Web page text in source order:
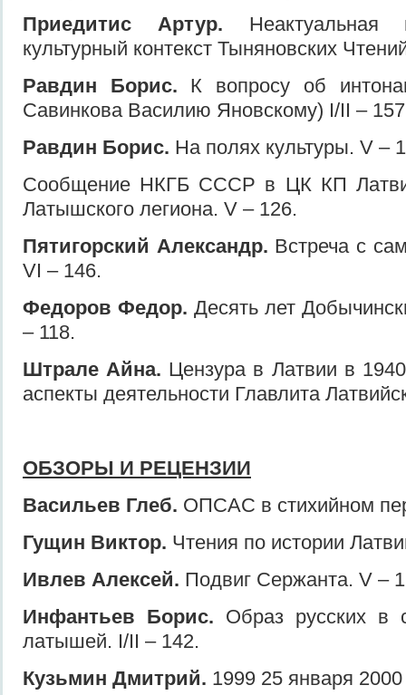
Приедитис Артур. Неактуальная
культурный контекст Тыняновских
Равдин Борис. К вопросу об
Савинкова Василию Яновскому) I/II –
Равдин Борис. На полях культуры. V –
Сообщение НКГБ СССР в ЦК КП
Латышского легиона. V – 126.
Пятигорский Александр. Встреча с
VI – 146.
Федоров Федор. Десять лет
– 118.
Штрале Айна. Цензура в Латвии в
аспекты деятельности Главлита
ОБЗОРЫ И РЕЦЕНЗИИ
Васильев Глеб. ОПСАС в стихийном
Гущин Виктор. Чтения по истории
Ивлев Алексей. Подвиг Сержанта. V –
Инфантьев Борис. Образ русских в
латышей. I/II – 142.
Кузьмин Дмитрий. 1999 25 января 2000